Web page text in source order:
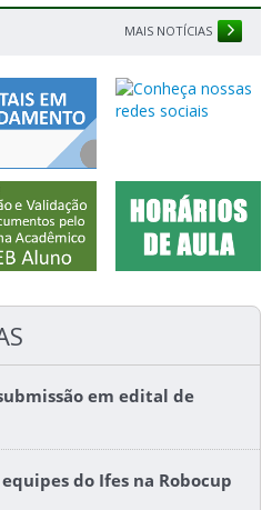
MAIS NOTÍCIAS
em edital de
do Ifes na Robocup